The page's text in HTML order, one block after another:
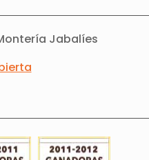
Jabalíes